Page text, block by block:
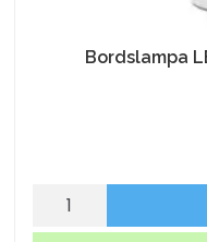
Bordslampa
Bordslampa